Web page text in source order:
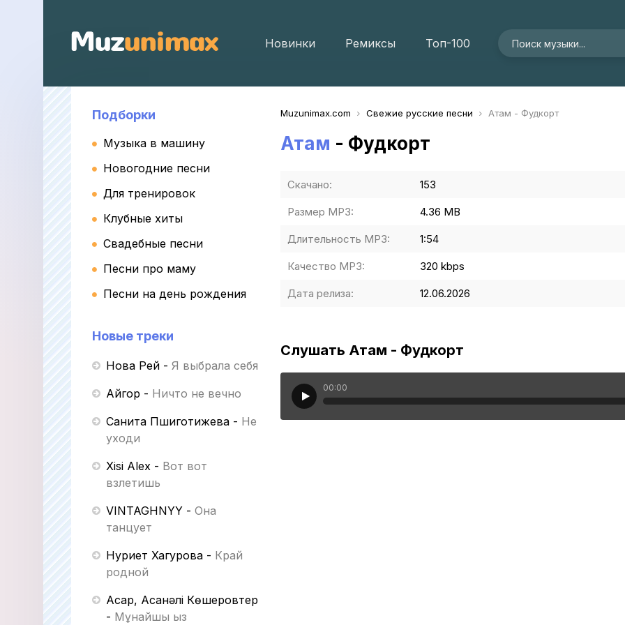
Новинки Ремиксы Топ-100
Подборки
Музыка в машину
Новогодние песни
Для тренировок
Клубные хиты
Свадебные песни
Песни про маму
Песни на день рождения
Новые треки
Нова Рей - Я выбрала себя
Айгор - Ничто не вечно
Санита Пшиготижева - Не
уходи
Xisi Alex - Вот вот
взлетишь
VINTAGHNYY - Она
танцует
Нуриет Хагурова - Край
родной
Асқар, Асанәлі Көшеровтер
- Мұнайшы қыз
Muzunimax.com Свежие русские песни Атам - Фудкорт
Атам - Фудкорт
Скачано: 153
Размер MP3: 4.36 MB
Длительность MP3: 1:54
Качество MP3: 320 kbps
Дата релиза: 12.06.2026
Слушать Атам - Фудкорт
00:00